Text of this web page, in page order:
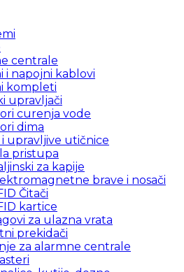
centrale
i napojni kablovi
kompleti
upravljači
curenja vode
dima
i upravljive utičnice
pristupa
za kapije
brave i nosači
Čitači
kartice
za ulazna vrata
prekidači
za alarmne centrale